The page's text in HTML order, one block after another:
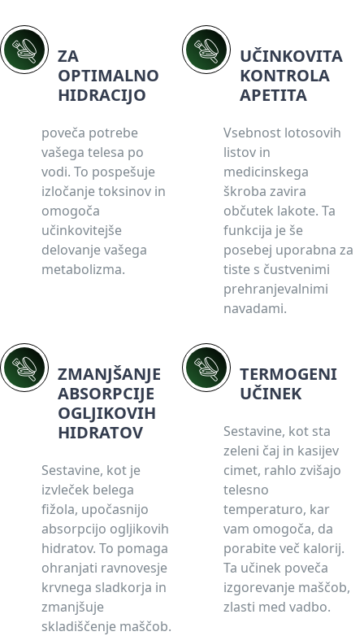
ZA
OPTIMALNO
HIDRACIJO
poveča potrebe
vašega telesa po
vodi. To pospešuje
izločanje toksinov in
omogoča
učinkovitejše
delovanje vašega
metabolizma.
UČINKOVITA
KONTROLA
APETITA
Vsebnost lotosovih
listov in
medicinskega
škroba zavira
občutek lakote. Ta
funkcija je še
posebej uporabna za
tiste s čustvenimi
prehranjevalnimi
navadami.
ZMANJŠANJE
ABSORPCIJE
OGLJIKOVIH
HIDRATOV
Sestavine, kot je
izvleček belega
fižola, upočasnijo
absorpcijo ogljikovih
hidratov. To pomaga
ohranjati ravnovesje
krvnega sladkorja in
zmanjšuje
skladiščenje maščob.
TERMOGENI
UČINEK
Sestavine, kot sta
zeleni čaj in kasijev
cimet, rahlo zvišajo
telesno
temperaturo, kar
vam omogoča, da
porabite več kalorij.
Ta učinek poveča
izgorevanje maščob,
zlasti med vadbo.